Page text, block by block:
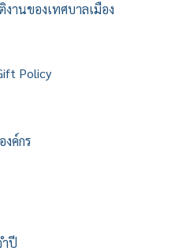
านของเทศบาลเมือง
Policy
งค์กร
ปี